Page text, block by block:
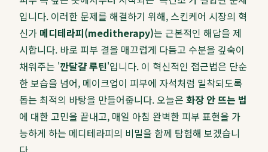
입니다. 이러한 문제를 해결하기 위해, 스킨케어 시장의 혁
신가 메디테라피(meditherapy)는 근본적인 해답을 제
시합니다. 바로 피부 결을 매끄럽게 다듬고 수분을 깊숙이
채워주는 '깐달걀 루틴'입니다. 이 혁신적인 접근법은 단순
한 보습을 넘어, 메이크업이 피부에 자석처럼 밀착되도록
돕는 최적의 바탕을 만들어줍니다. 오늘은 화장 안 뜨는 법
에 대한 고민을 끝내고, 매일 아침 완벽한 피부 표현을 가
능하게 하는 메디테라피의 비밀을 함께 탐험해 보겠습니